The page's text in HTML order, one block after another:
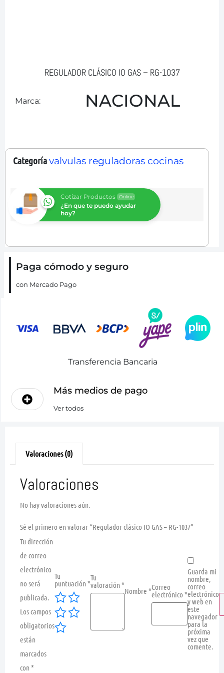
REGULADOR CLÁSICO IO GAS – RG-1037
Marca: NACIONAL
Categoríavalvulas reguladoras cocinas
Cotizar Productos Online
¿En que te puedo ayudar
hoy?
Paga cómodo y seguro
con Mercado Pago
Transferencia Bancaria
Más medios de pago
Ver todos
Valoraciones (0)
Valoraciones
No hay valoraciones aún.
Sé el primero en valorar “Regulador clásico IO GAS – RG-1037”
Tu dirección
de correo
electrónico
no será
publicada.
Los campos
obligatorios
están
marcados
con *
Tu
puntuación *
Tu
valoración *
Nombre *Correo
electrónico *
Guarda mi
nombre,
correo
electrónico
y web en
este
navegador
para la
próxima
vez que
comente.